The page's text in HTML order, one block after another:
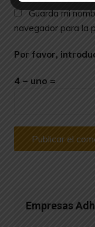
Guarda mi
navegador para la
Por favor,
4 − uno =
Empresas